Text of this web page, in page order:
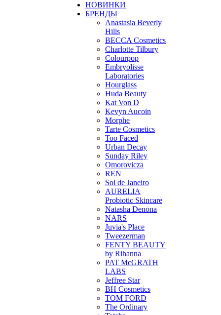
НОВИНКИ
БРЕНДЫ
Anastasia Beverly
Hills
BECCA Cosmetics
Charlotte Tilbury
Colourpop
Embryolisse
Laboratories
Hourglass
Huda Beauty
Kat Von D
Kevyn Aucoin
Morphe
Tarte Cosmetics
Too Faced
Urban Decay
Sunday Riley
Omorovicza
REN
Sol de Janeiro
AURELIA
Probiotic Skincare
Natasha Denona
NARS
Juvia's Place
Tweezerman
FENTY BEAUTY
by Rihanna
PAT McGRATH
LABS
Jeffree Star
BH Cosmetics
TOM FORD
The Ordinary